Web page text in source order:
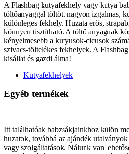
A Flashbag kutyafekhely vagy kutya
töltőanyaggal töltött nagyon izgalmas,
különleges fekhely. Huzata erős,
könnyen tisztítható. A töltő anyagnak
kényelmesebb a kutyusok-cicusok
szivacs-töltelékes fekhelyek. A
kisállat és gazdi álma!
Kutyafekhelyek
Egyéb termékek
Itt találhatóak babzsákjainkhoz külön
huzatok, továbbá az ajándék utalványok
vagy szolgáltatások. Nálunk van